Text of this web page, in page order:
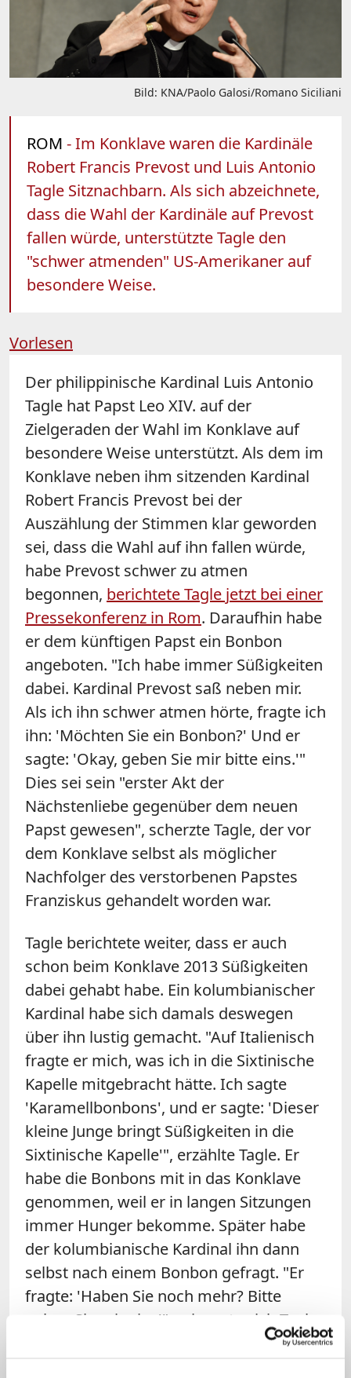
Bild: KNA/Paolo Galosi/Romano Siciliani
ROM - Im Konklave waren die Kardinäle
Robert Francis Prevost und Luis Antonio
Tagle Sitznachbarn. Als sich abzeichnete,
dass die Wahl der Kardinäle auf Prevost
fallen würde, unterstützte Tagle den
"schwer atmenden" US-Amerikaner auf
besondere Weise.
Vorlesen
Der philippinische Kardinal Luis Antonio
Tagle hat Papst Leo XIV. auf der
Zielgeraden der Wahl im Konklave auf
besondere Weise unterstützt. Als dem im
Konklave neben ihm sitzenden Kardinal
Robert Francis Prevost bei der
Auszählung der Stimmen klar geworden
sei, dass die Wahl auf ihn fallen würde,
habe Prevost schwer zu atmen
begonnen, berichtete Tagle jetzt bei einer
Pressekonferenz in Rom. Daraufhin habe
er dem künftigen Papst ein Bonbon
angeboten. "Ich habe immer Süßigkeiten
dabei. Kardinal Prevost saß neben mir.
Als ich ihn schwer atmen hörte, fragte ich
ihn: 'Möchten Sie ein Bonbon?' Und er
sagte: 'Okay, geben Sie mir bitte eins.'"
Dies sei sein "erster Akt der
Nächstenliebe gegenüber dem neuen
Papst gewesen", scherzte Tagle, der vor
dem Konklave selbst als möglicher
Nachfolger des verstorbenen Papstes
Franziskus gehandelt worden war.
Tagle berichtete weiter, dass er auch
schon beim Konklave 2013 Süßigkeiten
dabei gehabt habe. Ein kolumbianischer
Kardinal habe sich damals deswegen
über ihn lustig gemacht. "Auf Italienisch
fragte er mich, was ich in die Sixtinische
Kapelle mitgebracht hätte. Ich sagte
'Karamellbonbons', und er sagte: 'Dieser
kleine Junge bringt Süßigkeiten in die
Sixtinische Kapelle'", erzählte Tagle. Er
habe die Bonbons mit in das Konklave
genommen, weil er in langen Sitzungen
immer Hunger bekomme. Später habe
der kolumbianische Kardinal ihn dann
selbst nach einem Bonbon gefragt. "Er
fragte: 'Haben Sie noch mehr? Bitte
geben Sie mir eins'", erinnerte sich Tagle.